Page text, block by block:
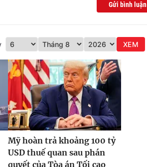
Gửi bình luận
XEM
Mỹ hoàn trả khoảng 100 tỷ
USD thuế quan sau phán
quyết của Tòa án Tối cao